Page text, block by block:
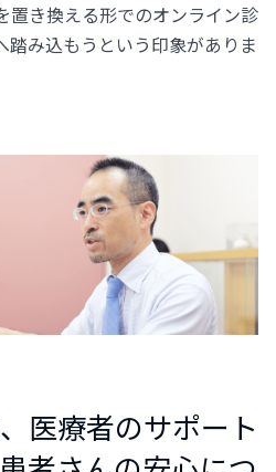
置き換える形でのオンライン診
踏み込もうという印象がありま
医療者のサポート